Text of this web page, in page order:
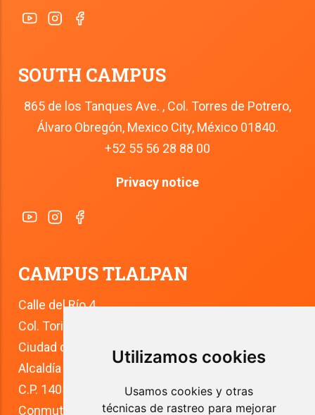
Utilizamos cookies
Usamos cookies y otras
técnicas de rastreo para mejorar
SOUTH CAMPUS
865 de los Tanques Ave. , Col. Torres de Potrero,
Álvaro Obregón, Mexico City, México 01840.
+52 55 56 28 88 00
Privacy notice
CAMPUS TLALPAN
Calle del Río 4
Col. Toriello Guerra
Ciudad de México
Alcaldía Tlalpan
C.P. 14050
Conmutador: +52 (55) 5627 0210